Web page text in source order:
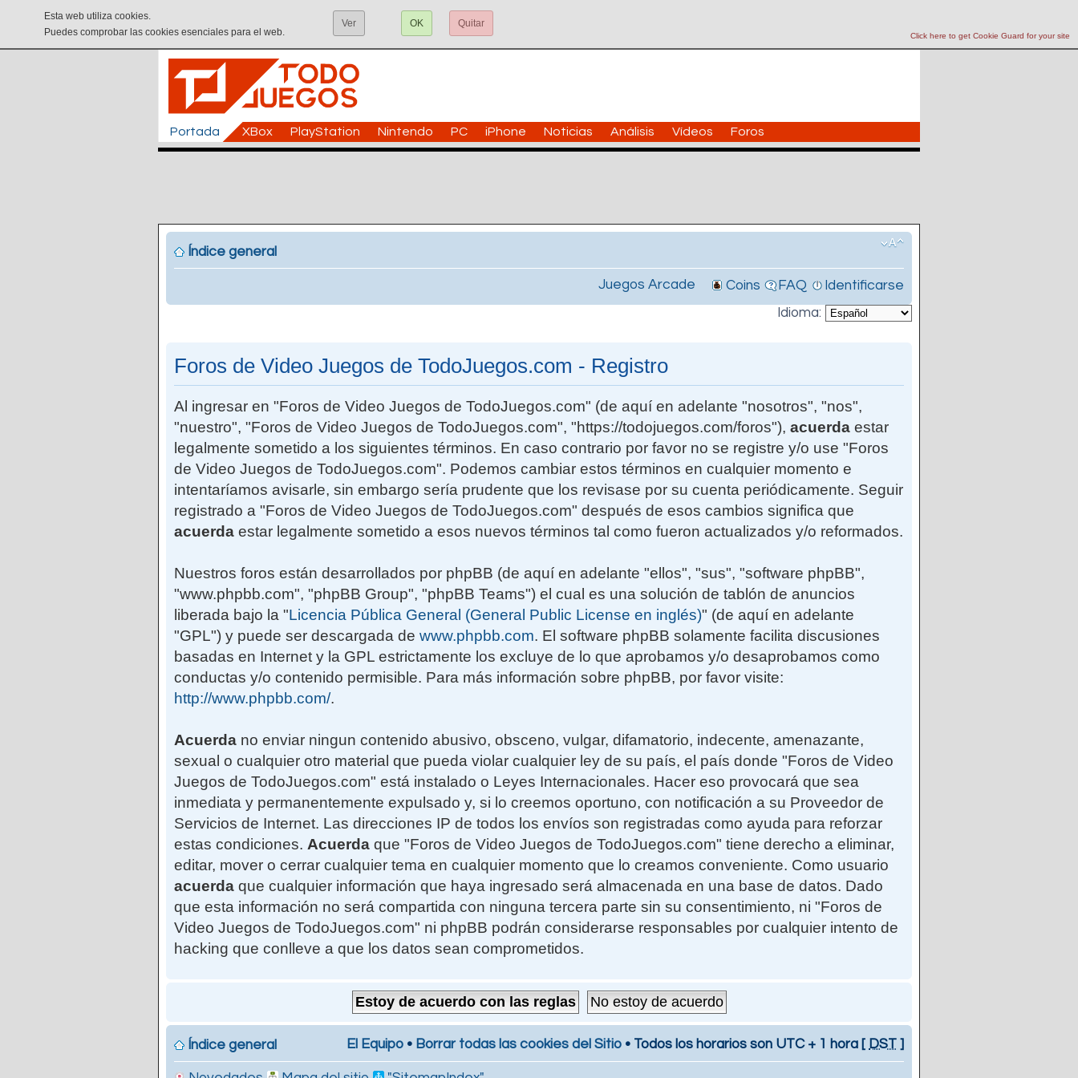
Click here to get Cookie Guard for your site
Esta web utiliza cookies.
Puedes comprobar las cookies esenciales para el web.
Ver OK Quitar
Portada XBox PlayStation Nintendo PC iPhone Noticias Análisis Vídeos Foros
Índice general
Juegos Arcade Coins FAQ
Identificarse
Idioma:
Foros de Video Juegos de TodoJuegos.com - Registro
Al ingresar en "Foros de Video Juegos de TodoJuegos.com" (de aquí en adelante "nosotros", "nos",
"nuestro", "Foros de Video Juegos de TodoJuegos.com", "https://todojuegos.com/foros"), acuerda estar
legalmente sometido a los siguientes términos. En caso contrario por favor no se registre y/o use "Foros
de Video Juegos de TodoJuegos.com". Podemos cambiar estos términos en cualquier momento e
intentaríamos avisarle, sin embargo sería prudente que los revisase por su cuenta periódicamente. Seguir
registrado a "Foros de Video Juegos de TodoJuegos.com" después de esos cambios significa que
acuerda estar legalmente sometido a esos nuevos términos tal como fueron actualizados y/o reformados.
Nuestros foros están desarrollados por phpBB (de aquí en adelante "ellos", "sus", "software phpBB",
"www.phpbb.com", "phpBB Group", "phpBB Teams") el cual es una solución de tablón de anuncios
liberada bajo la "Licencia Pública General (General Public License en inglés)" (de aquí en adelante
"GPL") y puede ser descargada de www.phpbb.com. El software phpBB solamente facilita discusiones
basadas en Internet y la GPL estrictamente los excluye de lo que aprobamos y/o desaprobamos como
conductas y/o contenido permisible. Para más información sobre phpBB, por favor visite:
http://www.phpbb.com/.
Acuerda no enviar ningun contenido abusivo, obsceno, vulgar, difamatorio, indecente, amenazante,
sexual o cualquier otro material que pueda violar cualquier ley de su país, el país donde "Foros de Video
Juegos de TodoJuegos.com" está instalado o Leyes Internacionales. Hacer eso provocará que sea
inmediata y permanentemente expulsado y, si lo creemos oportuno, con notificación a su Proveedor de
Servicios de Internet. Las direcciones IP de todos los envíos son registradas como ayuda para reforzar
estas condiciones. Acuerda que "Foros de Video Juegos de TodoJuegos.com" tiene derecho a eliminar,
editar, mover o cerrar cualquier tema en cualquier momento que lo creamos conveniente. Como usuario
acuerda que cualquier información que haya ingresado será almacenada en una base de datos. Dado
que esta información no será compartida con ninguna tercera parte sin su consentimiento, ni "Foros de
Video Juegos de TodoJuegos.com" ni phpBB podrán considerarse responsables por cualquier intento de
hacking que conlleve a que los datos sean comprometidos.
Índice general El Equipo • Borrar todas las cookies del Sitio • Todos los horarios son UTC + 1 hora [ DST ]